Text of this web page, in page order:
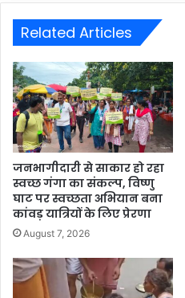
Related Articles
जनभागीदारी से साकार हो रहा
स्वच्छ गंगा का संकल्प, विष्णु
घाट पर स्वच्छता अभियान बना
कांवड़ यात्रियों के लिए प्रेरणा
August 7, 2026